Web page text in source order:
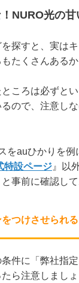
NURO光の甘
探すと、実は
たくさんあるか
ころは必ずと
ので、注意し
をauひかりを例
特設ページ 』以
事前に確認して
つけさせられる
件に「弊社指
ら注意しましょ